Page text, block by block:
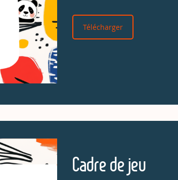
Télécharger
Cadre de jeu